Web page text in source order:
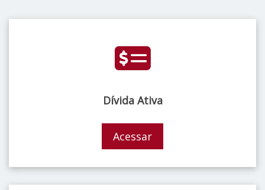
Dívida Ativa
Acessar